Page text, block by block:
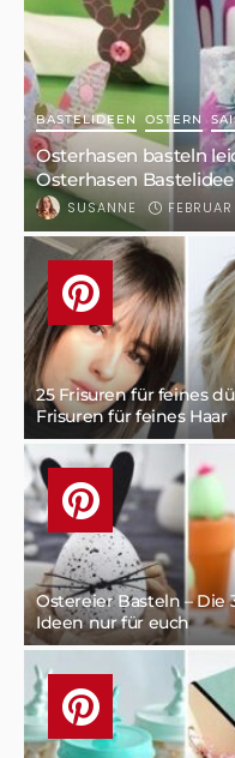
BASTELIDEEN OSTERN
Osterhasen basteln
Osterhasen
SUSANNE
25 Frisuren für feines
Frisuren für feines Haar
Ostereier Basteln – Die
Ideen nur für euch